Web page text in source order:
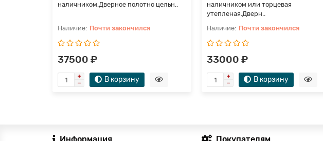
наличником.Дверное полотно цельн..
Почти закончился
37500 ₽
В корзину
наличником или торцевая
утепленая.Дверн..
Почти закончился
33000 ₽
В корзину